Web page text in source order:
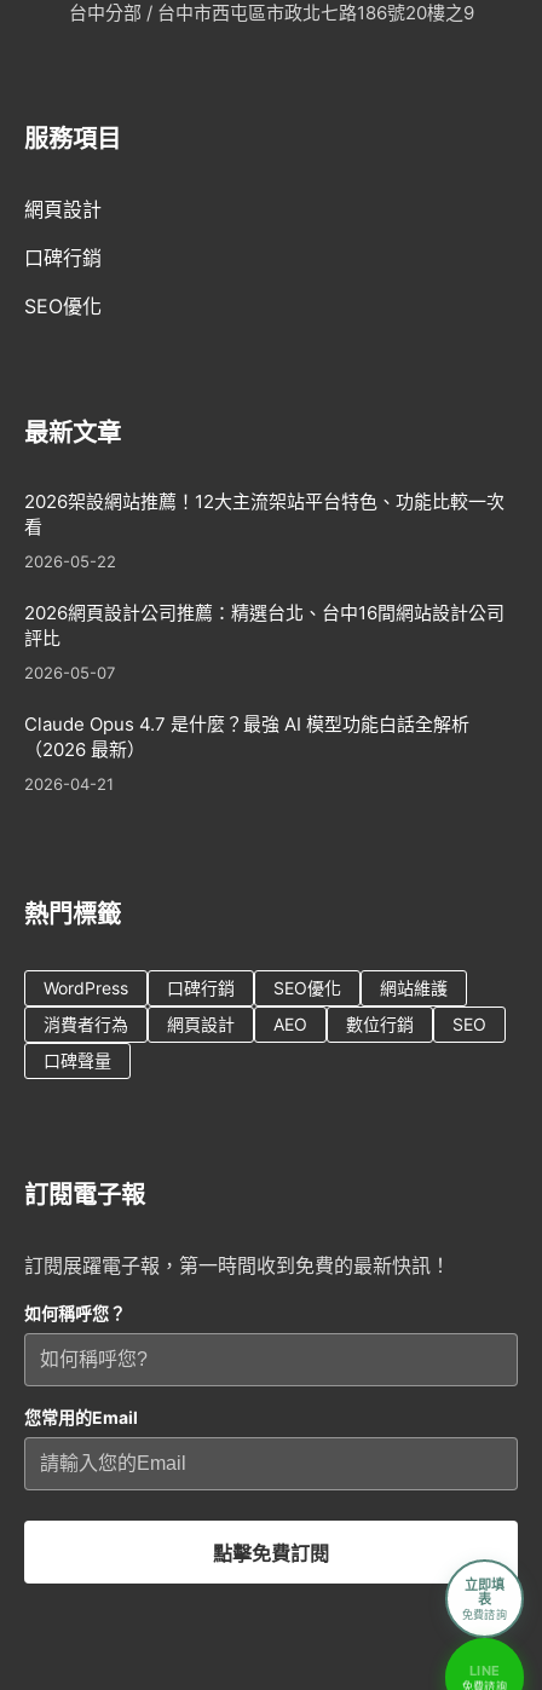
台中分部 / 台中市西屯區市政北七路186號20樓之9
服務項目
網頁設計
口碑行銷
SEO優化
最新文章
2026架設網站推薦！12大主流架站平台特色、功能比較一次
看
2026-05-22
2026網頁設計公司推薦：精選台北、台中16間網站設計公司
評比
2026-05-07
Claude Opus 4.7 是什麼？最強 AI 模型功能白話全解析
（2026 最新）
2026-04-21
熱門標籤
WordPress 口碑行銷 SEO優化
網站維護
消費者行為
網頁設計 AEO 數位行銷
SEO
口碑聲量
訂閱電子報
訂閱展躍電子報，第一時間收到免費的最新快訊！
如何稱呼您？
您常用的Email
點擊免費訂閱
立即填
表
免費諮詢
LINE
免費諮詢